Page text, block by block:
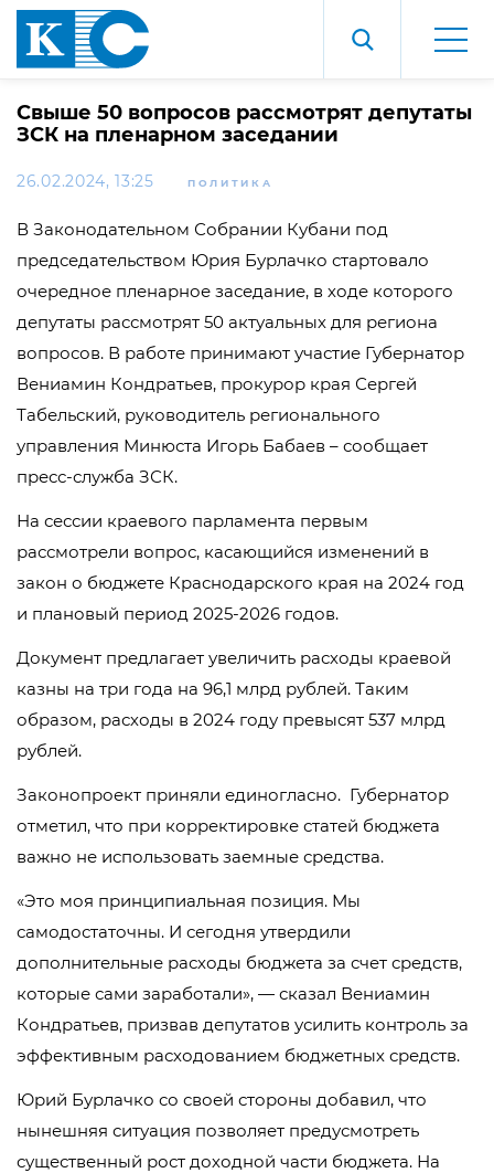
Свыше 50 вопросов рассмотрят депутаты
ЗСК на пленарном заседании
26.02.2024, 13:25 ПОЛИТИКА
В Законодательном Собрании Кубани под
председательством Юрия Бурлачко стартовало
очередное пленарное заседание, в ходе которого
депутаты рассмотрят 50 актуальных для региона
вопросов. В работе принимают участие Губернатор
Вениамин Кондратьев, прокурор края Сергей
Табельский, руководитель регионального
управления Минюста Игорь Бабаев – сообщает
пресс-служба ЗСК.
На сессии краевого парламента первым
рассмотрели вопрос, касающийся изменений в
закон о бюджете Краснодарского края на 2024 год
и плановый период 2025-2026 годов.
Документ предлагает увеличить расходы краевой
казны на три года на 96,1 млрд рублей. Таким
образом, расходы в 2024 году превысят 537 млрд
рублей.
Законопроект приняли единогласно. Губернатор
отметил, что при корректировке статей бюджета
важно не использовать заемные средства.
«Это моя принципиальная позиция. Мы
самодостаточны. И сегодня утвердили
дополнительные расходы бюджета за счет средств,
которые сами заработали», — сказал Вениамин
Кондратьев, призвав депутатов усилить контроль за
эффективным расходованием бюджетных средств.
Юрий Бурлачко со своей стороны добавил, что
нынешняя ситуация позволяет предусмотреть
существенный рост доходной части бюджета. На